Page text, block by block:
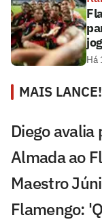
Há
MAIS LANCE!
Diego avalia
Almada ao
Maestro
Flamengo: